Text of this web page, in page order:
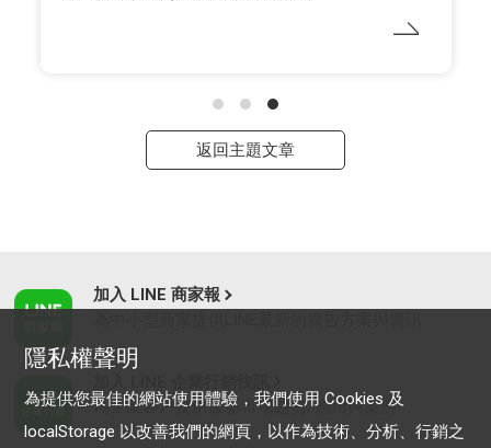
返回主題文章
加入 LINE 商家報
為企業客戶提供最新市場趨勢, 應用與案例
隱私權聲明
為提供您最佳的網站使用體驗，我們使用 Cookies 及
localStorage 以改善我們的網頁，以作為技術、分析、行銷之